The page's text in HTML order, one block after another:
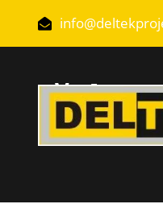
Iğdır